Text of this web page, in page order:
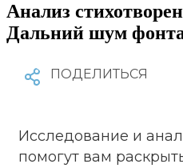
Анализ
Дальний шум
Исследование и
помогут вам